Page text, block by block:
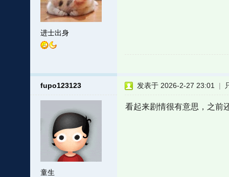
进士出身
fupo123123
童生
发表于 2026-2-27 23:01 |
看起来剧情很有意思，之前